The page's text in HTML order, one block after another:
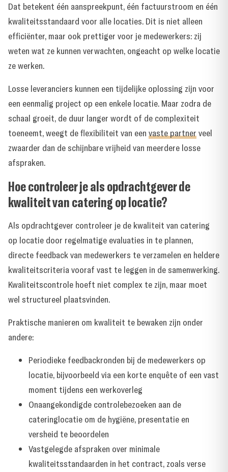
Dat betekent één aanspreekpunt, één factuurstroom en één
kwaliteitsstandaard voor alle locaties. Dit is niet alleen
efficiënter, maar ook prettiger voor je medewerkers: zij
weten wat ze kunnen verwachten, ongeacht op welke locatie
ze werken.
Losse leveranciers kunnen een tijdelijke oplossing zijn voor
een eenmalig project op een enkele locatie. Maar zodra de
schaal groeit, de duur langer wordt of de complexiteit
toeneemt, weegt de flexibiliteit van een vaste partnerveel
zwaarder dan de schijnbare vrijheid van meerdere losse
afspraken.
Hoe controleer je als opdrachtgever de
kwaliteit van catering op locatie?
Als opdrachtgever controleer je de kwaliteit van catering
op locatie door regelmatige evaluaties in te plannen,
directe feedback van medewerkers te verzamelen en heldere
kwaliteitscriteria vooraf vast te leggen in de samenwerking.
Kwaliteitscontrole hoeft niet complex te zijn, maar moet
wel structureel plaatsvinden.
Praktische manieren om kwaliteit te bewaken zijn onder
andere:
Periodieke feedbackronden bij de medewerkers op
locatie, bijvoorbeeld via een korte enquête of een vast
moment tijdens een werkoverleg
Onaangekondigde controlebezoeken aan de
cateringlocatie om de hygiëne, presentatie en
versheid te beoordelen
Vastgelegde afspraken over minimale
kwaliteitsstandaarden in het contract, zoals verse